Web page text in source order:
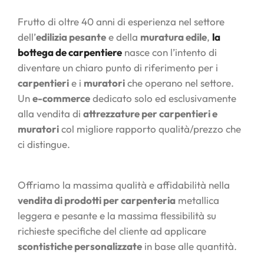
Frutto di oltre 40 anni di esperienza nel settore
dell’edilizia pesantee della muratura edile, la
bottega de carpentiere nasce con l’intento di
diventare un chiaro punto di riferimento per i
carpentierie i muratoriche operano nel settore.
Une-commercededicato solo ed esclusivamente
alla vendita di attrezzature per carpentieri e
muratoricol migliore rapporto qualità/prezzo che
ci distingue.
Offriamo la massima qualità e affidabilità nella
vendita di prodotti per carpenteria metallica
leggera e pesante e la massima flessibilità su
richieste specifiche del cliente ad applicare
scontistiche personalizzate in base alle quantità.